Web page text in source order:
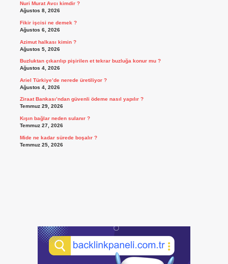
Nuri Murat Avcı kimdir ?
Ağustos 8, 2026
Fikir işcisi ne demek ?
Ağustos 6, 2026
Azimut halkası kimin ?
Ağustos 5, 2026
Buzluktan çıkarılıp pişirilen et tekrar buzluğa konur mu ?
Ağustos 4, 2026
Ariel Türkiye’de nerede üretiliyor ?
Ağustos 4, 2026
Ziraat Bankası’ndan güvenli ödeme nasıl yapılır ?
Temmuz 29, 2026
Kışın bağlar neden sulanır ?
Temmuz 27, 2026
Mide ne kadar sürede boşalır ?
Temmuz 25, 2026